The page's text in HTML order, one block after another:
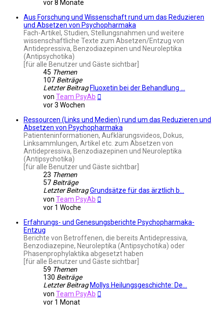
vor 8 Monate
Aus Forschung und Wissenschaft rund um das Reduzieren
und Absetzen von Psychopharmaka
Fach-Artikel, Studien, Stellungsnahmen und weitere
wissenschaftliche Texte zum Absetzen/Entzug von
Antidepressiva, Benzodiazepinen und Neuroleptika
(Antipsychotika)
[für alle Benutzer und Gäste sichtbar]
45 Themen
107 Beiträge
Letzter Beitrag Fluoxetin bei der Behandlung …
von Team PsyAb
vor 3 Wochen
Ressourcen (Links und Medien) rund um das Reduzieren und
Absetzen von Psychopharmaka
Patienteninformationen, Aufklärungsvideos, Dokus,
Linksammlungen, Artikel etc. zum Absetzen von
Antidepressiva, Benzodiazepinen und Neuroleptika
(Antipsychotika)
[für alle Benutzer und Gäste sichtbar]
23 Themen
57 Beiträge
Letzter BeitragGrundsätze für das ärztlich b…
von Team PsyAb
vor 1 Woche
Erfahrungs- und Genesungsberichte Psychopharmaka-
Entzug
Berichte von Betroffenen, die bereits Antidepressiva,
Benzodiazepine, Neuroleptika (Antipsychotika) oder
Phasenprophylaktika abgesetzt haben
[für alle Benutzer und Gäste sichtbar]
59 Themen
130 Beiträge
Letzter Beitrag Mollys Heilungsgeschichte: De…
von Team PsyAb
vor 1 Monat